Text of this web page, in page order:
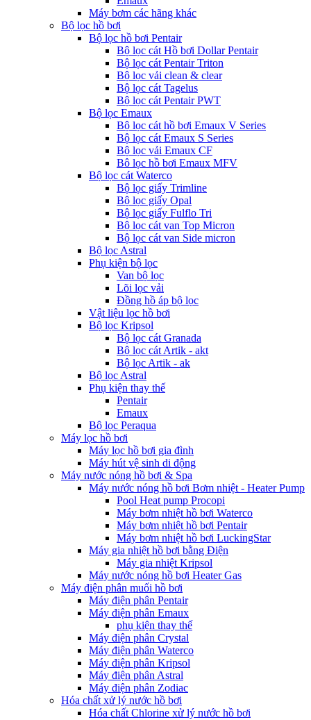
Máy bơm các hãng khác
Bộ lọc hồ bơi
Bộ lọc hồ bơi Pentair
Bộ lọc cát Hồ bơi Dollar Pentair
Bộ lọc cát Pentair Triton
Bộ lọc vải clean & clear
Bộ lọc cát Tagelus
Bộ lọc cát Pentair PWT
Bộ lọc Emaux
Bộ lọc cát hồ bơi Emaux V Series
Bộ lọc cát Emaux S Series
Bộ lọc vải Emaux CF
Bô lọc hồ bơi Emaux MFV
Bộ lọc cát Waterco
Bộ lọc giấy Trimline
Bộ lọc giấy Opal
Bộ lọc giấy Fulflo Tri
Bộ lọc cát van Top Micron
Bộ lọc cát van Side micron
Bộ lọc Astral
Phụ kiện bộ lọc
Van bộ lọc
Lõi lọc vải
Đồng hồ áp bộ lọc
Vật liệu lọc hồ bơi
Bộ lọc Kripsol
Bộ lọc cát Granada
Bộ lọc cát Artik - akt
Bộ lọc Artik - ak
Bộ lọc Astral
Phụ kiện thay thế
Pentair
Emaux
Bộ lọc Peraqua
Máy lọc hồ bơi
Máy lọc hồ bơi gia đình
Máy hút vệ sinh di động
Máy nước nóng hồ bơi & Spa
Máy nước nóng hồ bơi Bơm nhiệt - Heater Pump
Pool Heat pump Procopi
Máy bơm nhiệt hồ bơi Waterco
Máy bơm nhiệt hồ bơi Pentair
Máy bơm nhiệt hồ bơi LuckingStar
Máy gia nhiệt hồ bơi bằng Điện
Máy gia nhiệt Kripsol
Máy nước nóng hồ bơi Heater Gas
Máy điện phân muối hồ bơi
Máy điện phân Pentair
Máy điện phân Emaux
phụ kiện thay thế
Máy điện phân Crystal
Máy điện phân Waterco
Máy điện phân Kripsol
Máy điện phân Astral
Máy điện phân Zodiac
Hóa chất xử lý nước hồ bơi
Hóa chất Chlorine xử lý nước hồ bơi